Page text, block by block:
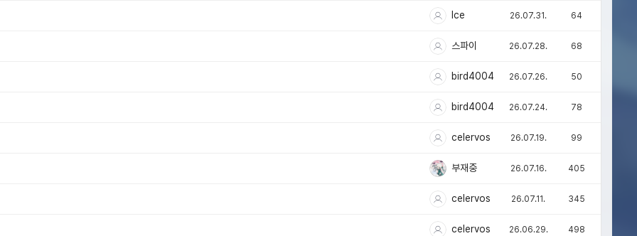
Ice 26.07.31. 64
스파이 26.07.28. 68
bird4004 26.07.26. 50
bird4004 26.07.24. 78
celervos 26.07.19. 99
부재중 26.07.16. 405
celervos 26.07.11. 345
celervos 26.06.29. 498